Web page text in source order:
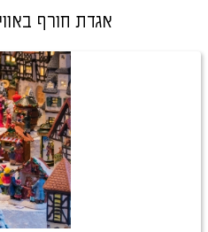
אגדת חורף